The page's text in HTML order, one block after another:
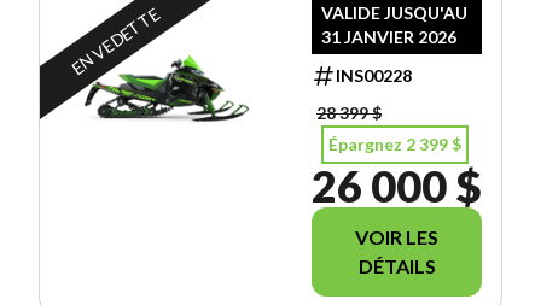
EN VEDETTE
VALIDE JUSQU'AU
31 JANVIER 2026
INS00228
28 399 $
Épargnez 2 399 $
26 000 $
VOIR LES
DÉTAILS